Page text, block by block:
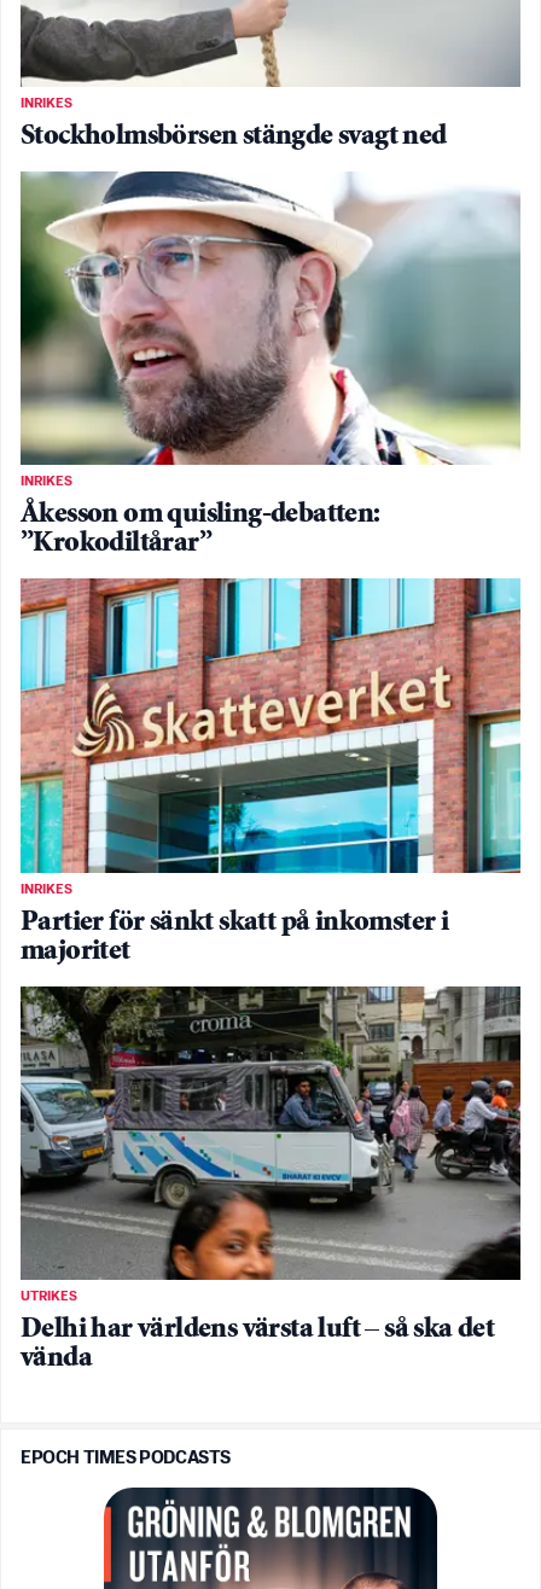
INRIKES
Stockholmsbörsen stängde svagt ned
INRIKES
Åkesson om quisling-debatten:
”Krokodiltårar”
INRIKES
Partier för sänkt skatt på inkomster i
majoritet
UTRIKES
Delhi har världens värsta luft – så ska det
vända
EPOCH TIMES PODCASTS